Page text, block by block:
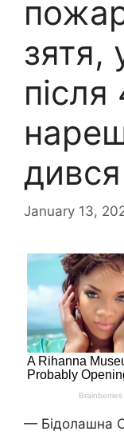
зятя,
після
January 13,
— Бідолашна